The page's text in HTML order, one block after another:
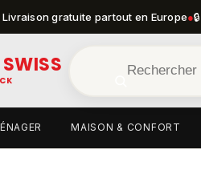
Livraison gratuite partout en Europe●
SWISS
MAISON & CONFORT